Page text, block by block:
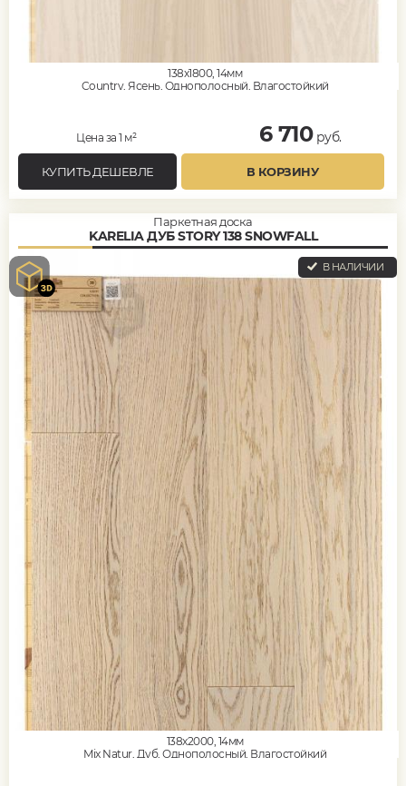
138x1800, 14мм
Country, Ясень, Однополосный, Влагостойкий
Цена за 1 м² 6 710руб.
КУПИТЬ ДЕШЕВЛЕ В КОРЗИНУ
Паркетная доска
KARELIA ДУБ STORY 138 SNOWFALL
В НАЛИЧИИ
138x2000, 14мм
Mix Natur, Дуб, Однополосный, Влагостойкий